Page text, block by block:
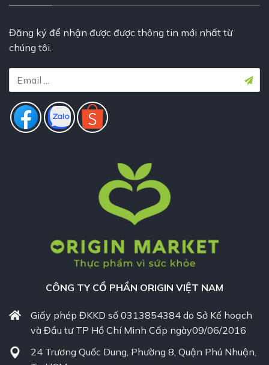
Đăng ký để nhận được được thông tin mới nhất từ
chúng tôi.
CÔNG TY CỔ PHẦN ORIGIN VIỆT NAM
Giấy phép ĐKKD số 0313854384 do Sở Kế hoạch
và Đầu tư TP Hồ Chí Minh Cấp ngày09/06/2016
24 Trương Quốc Dung, Phường 8, Quận Phú Nhuận,